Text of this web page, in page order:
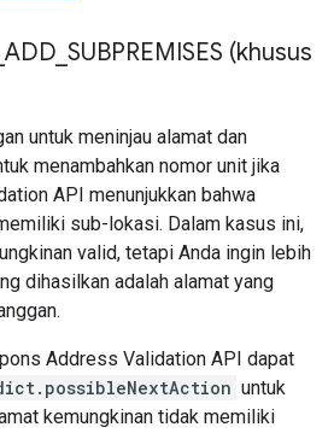
ADD SUBPREMISES (khusus
untuk meninjau alamat dan
menambahkan nomor unit jika
API menunjukkan bahwa
sub-lokasi. Dalam kasus ini,
valid, tetapi Anda ingin lebih
dihasilkan adalah alamat yang
Address Validation API dapat
untuk
kemungkinan tidak memiliki